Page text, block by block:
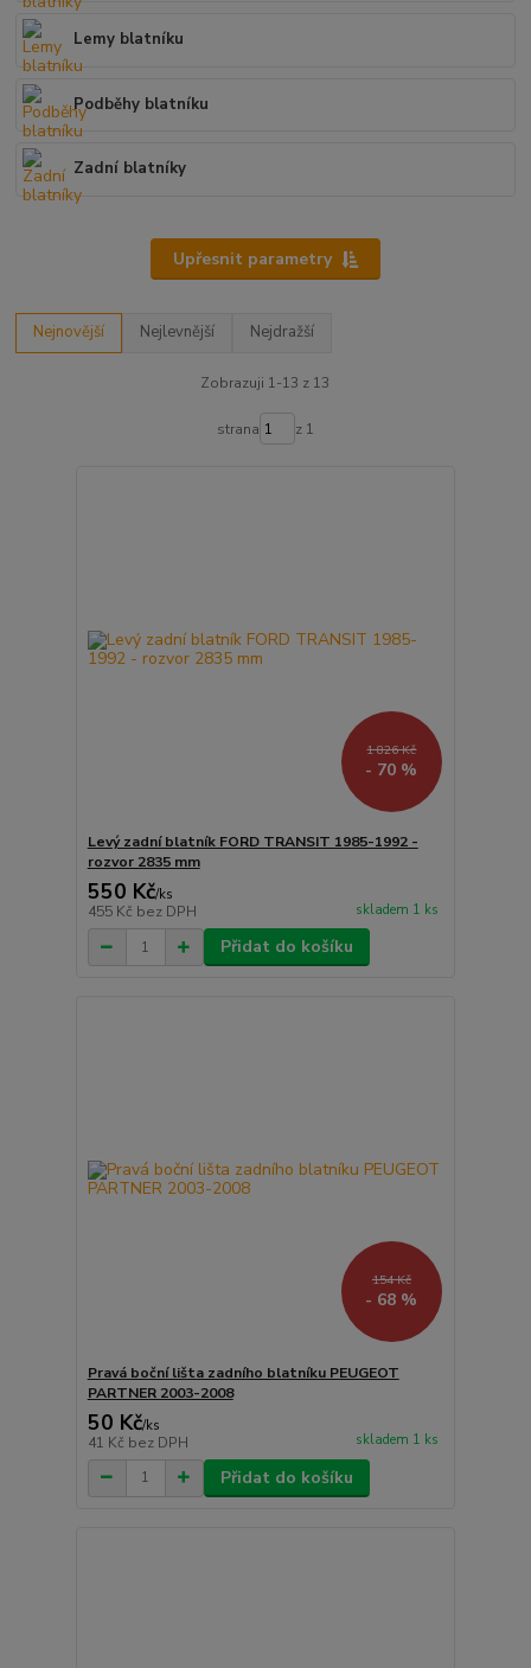
Lemy blatníku
Podběhy blatníku
Zadní blatníky
Upřesnit parametry
Nejnovější Nejlevnější Nejdražší
Zobrazuji 1-13 z 13
strana z 1
1 826 Kč
- 70 %
Levý zadní blatník FORD TRANSIT 1985-1992 -
rozvor 2835 mm
550 Kč/ks
455 Kč bez DPH skladem 1 ks
Přidat do košíku
154 Kč
- 68 %
Pravá boční lišta zadního blatníku PEUGEOT
PARTNER 2003-2008
50 Kč/ks
41 Kč bez DPH skladem 1 ks
Přidat do košíku